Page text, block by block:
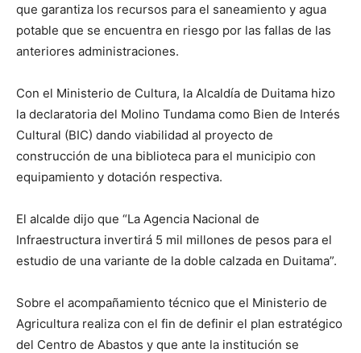
que garantiza los recursos para el saneamiento y agua
potable que se encuentra en riesgo por las fallas de las
anteriores administraciones.
Con el Ministerio de Cultura, la Alcaldía de Duitama hizo
la declaratoria del Molino Tundama como Bien de Interés
Cultural (BIC) dando viabilidad al proyecto de
construcción de una biblioteca para el municipio con
equipamiento y dotación respectiva.
El alcalde dijo que “La Agencia Nacional de
Infraestructura invertirá 5 mil millones de pesos para el
estudio de una variante de la doble calzada en Duitama”.
Sobre el acompañamiento técnico que el Ministerio de
Agricultura realiza con el fin de definir el plan estratégico
del Centro de Abastos y que ante la institución se